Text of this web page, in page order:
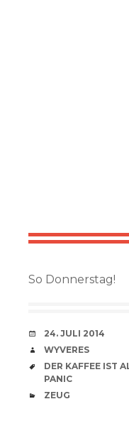
So Donnerstag!
VERABREDUNG
24. JULI 2014
VERFASSER
WYVERES
SCHLAGWÖRTER
DER KAFFEE IST
PANIC
CATEGORIES
ZEUG